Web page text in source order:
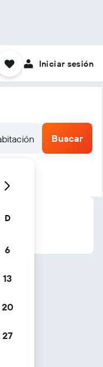
Iniciar sesión
Buscar
D
6
13
20
27